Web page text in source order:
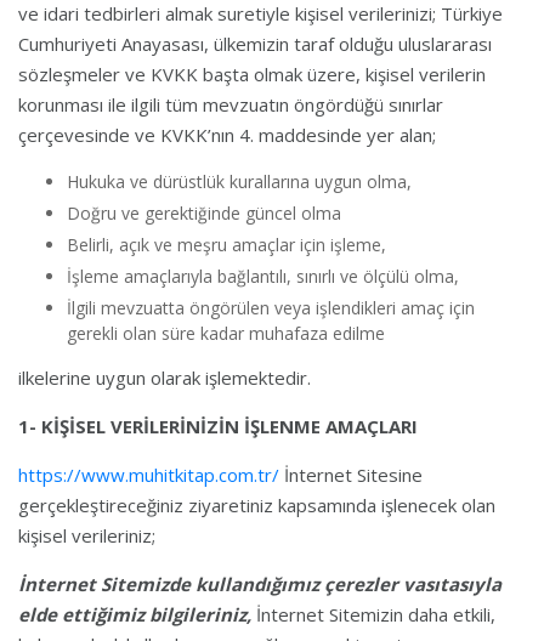
ve idari tedbirleri almak suretiyle kişisel verilerinizi; Türkiye
Cumhuriyeti Anayasası, ülkemizin taraf olduğu uluslararası
sözleşmeler ve KVKK başta olmak üzere, kişisel verilerin
korunması ile ilgili tüm mevzuatın öngördüğü sınırlar
çerçevesinde ve KVKK’nın 4. maddesinde yer alan;
Hukuka ve dürüstlük kurallarına uygun olma,
Doğru ve gerektiğinde güncel olma
Belirli, açık ve meşru amaçlar için işleme,
İşleme amaçlarıyla bağlantılı, sınırlı ve ölçülü olma,
İlgili mevzuatta öngörülen veya işlendikleri amaç için
gerekli olan süre kadar muhafaza edilme
ilkelerine uygun olarak işlemektedir.
1- KİŞİSEL VERİLERİNİZİN İŞLENME AMAÇLARI
https://www.muhitkitap.com.tr/ İnternet Sitesine
gerçekleştireceğiniz ziyaretiniz kapsamında işlenecek olan
kişisel verileriniz;
İnternet Sitemizde kullandığımız çerezler vasıtasıyla
elde ettiğimiz bilgileriniz, İnternet Sitemizin daha etkili,